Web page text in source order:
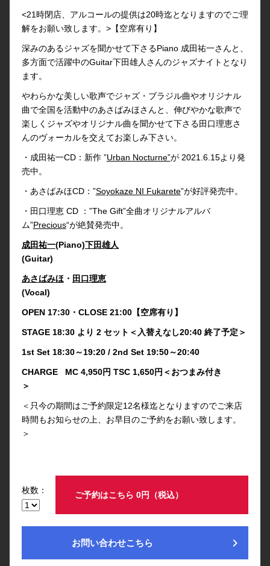
<21時閉店、アルコールの提供は20時迄となりますのでご理
解をお願い致します。>【空席有り】
深みのあるジャズを聞かせて下さるPiano 成田祐一さんと、
多方面で活躍中のGuitar下田雄人さんのジャズナイトとなり
ます。
やわらかな美しい歌声でジャズ・ブラジル曲やオリジナル
曲で全国を活動中のあさばみほさんと、伸びやかな歌声で
楽しくジャズやオリジナル曲を聞かせて下さる田口理恵さ
んのヴォーカルを交えてお楽しみ下さい。
・成田祐一CD：新作 ”Urban Nocturne”が 2021.6.15より発
売中。
・あさばみほCD：”Soyokaze NI Fukarete”が好評発売中。
・田口理恵 CD ：”The Gift”全曲オリジナルアルバ
ム”Precious“が絶賛発売中。
成田祐一(Piano)下田雄人
(Guitar)
あさばみほ ・ 田口理恵
(Vocal)
OPEN 17:30・CLOSE 21:00【空席有り】
STAGE 18:30 より 2 セット＜入替えなし20:40 終了予定＞
1st Set 18:30～19:20 / 2nd Set 19:50～20:40
CHARGE MC 4,950円 TSC 1,650円＜おつまみ付き
＞
＜只今の期間はご予約限定12名様迄となりますのでご来店
時間もお知らせの上、お早目のご予約をお願い致します。
＞
枚数： ご予約はこちら 0円（税込）
お問い合わせこちら chevron_right